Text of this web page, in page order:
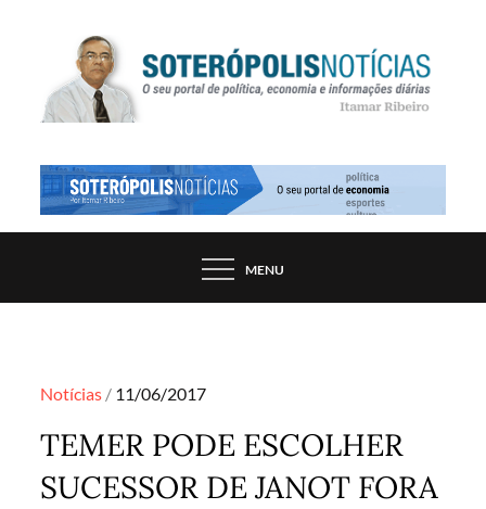
SOTERÓPOLIS NOTÍCIAS
PORTAL DE NOTÍCIAS DE SALVADOR E
MENU
Notícias Posted
11/06/2017
TEMER PODE ESCOLHER
SUCESSOR DE JANOT FORA